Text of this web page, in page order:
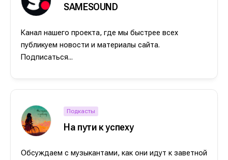
SAMESOUND
Канал нашего проекта, где мы быстрее всех
публикуем новости и материалы сайта.
Подписаться...
Подкасты
На пути к успеху
Обсуждаем с музыкантами, как они идут к заветной